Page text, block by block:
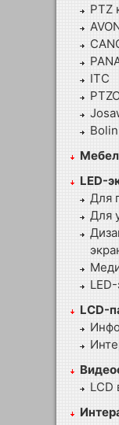
PTZ
ITC
Bolin
LED-
Для
Для
LCD-
LCD